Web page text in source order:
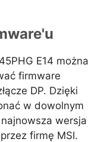
E14 można
firmware
DP. Dzięki
w dowolnym
wersja
firmę MSI.